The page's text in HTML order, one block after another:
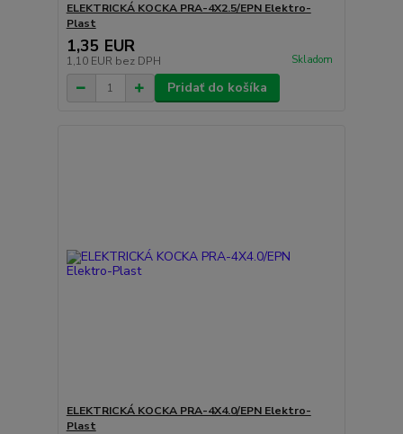
ELEKTRICKÁ KOCKA PRA-4X2.5/EPN Elektro-
Plast
1,35 EUR
1,10 EUR bez DPH Skladom
Pridať do košíka
ELEKTRICKÁ KOCKA PRA-4X4.0/EPN Elektro-
Plast